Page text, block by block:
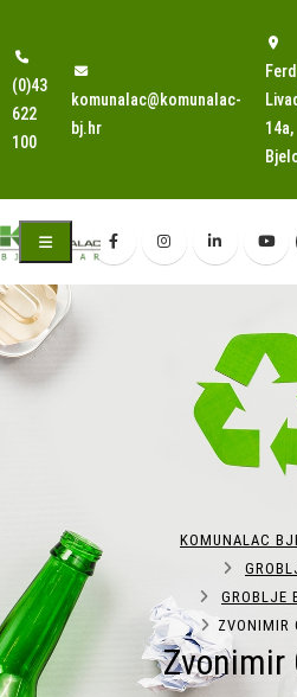
(0)43
622
100
komunalac@komunalac-
bj.hr
14a,
Zvonimir
KOMUNALAC
GROBLJE
ZVONIMIR